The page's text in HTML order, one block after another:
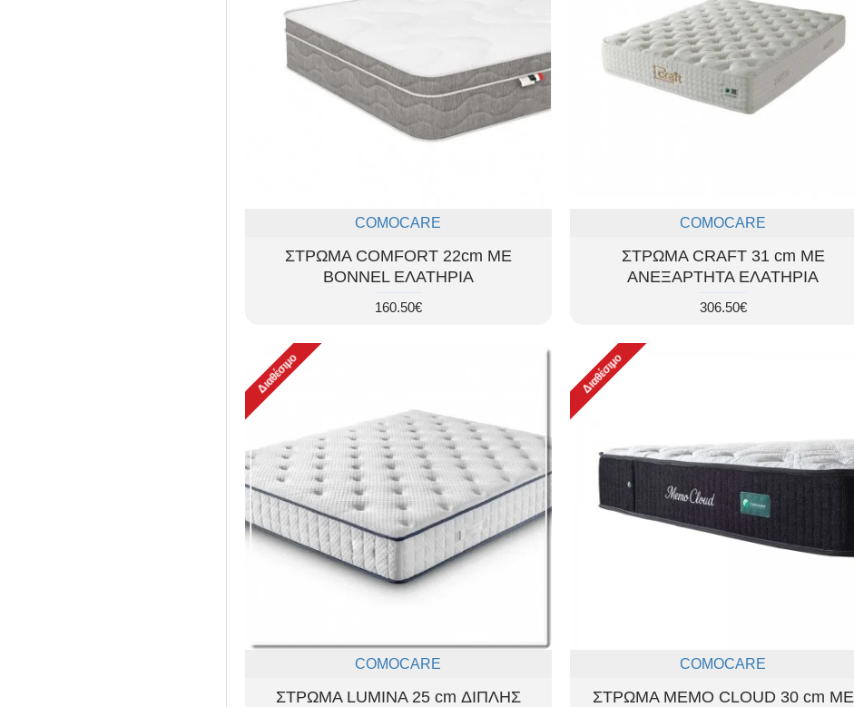
COMOCARE
ΣΤΡΩΜΑ COMFORT 22cm ΜΕ
BONNEL ΕΛΑΤΗΡΙΑ
160.50€
COMOCARE
ΣΤΡΩΜΑ CRAFT 31 cm ΜΕ
ΑΝΕΞΑΡΤΗΤΑ ΕΛΑΤΗΡΙΑ
306.50€
Διαθέσιμο
COMOCARE
ΣΤΡΩΜΑ LUMINA 25 cm ΔΙΠΛΗΣ
Διαθέσιμο
COMOCARE
ΣΤΡΩΜΑ MEMO CLOUD 30 cm ΜΕ